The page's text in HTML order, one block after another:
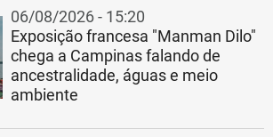
06/08/2026 - 15:20
Exposição francesa "Manman Dilo"
chega a Campinas falando de
ancestralidade, águas e meio
ambiente